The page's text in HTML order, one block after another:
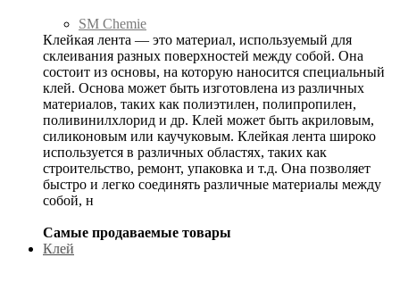
SM Chemie
Клейкая лента — это материал, используемый для
склеивания разных поверхностей между собой. Она
состоит из основы, на которую наносится специальный
клей. Основа может быть изготовлена из различных
материалов, таких как полиэтилен, полипропилен,
поливинилхлорид и др. Клей может быть акриловым,
силиконовым или каучуковым. Клейкая лента широко
используется в различных областях, таких как
строительство, ремонт, упаковка и т.д. Она позволяет
быстро и легко соединять различные материалы между
собой, н
Самые продаваемые товары
Клей